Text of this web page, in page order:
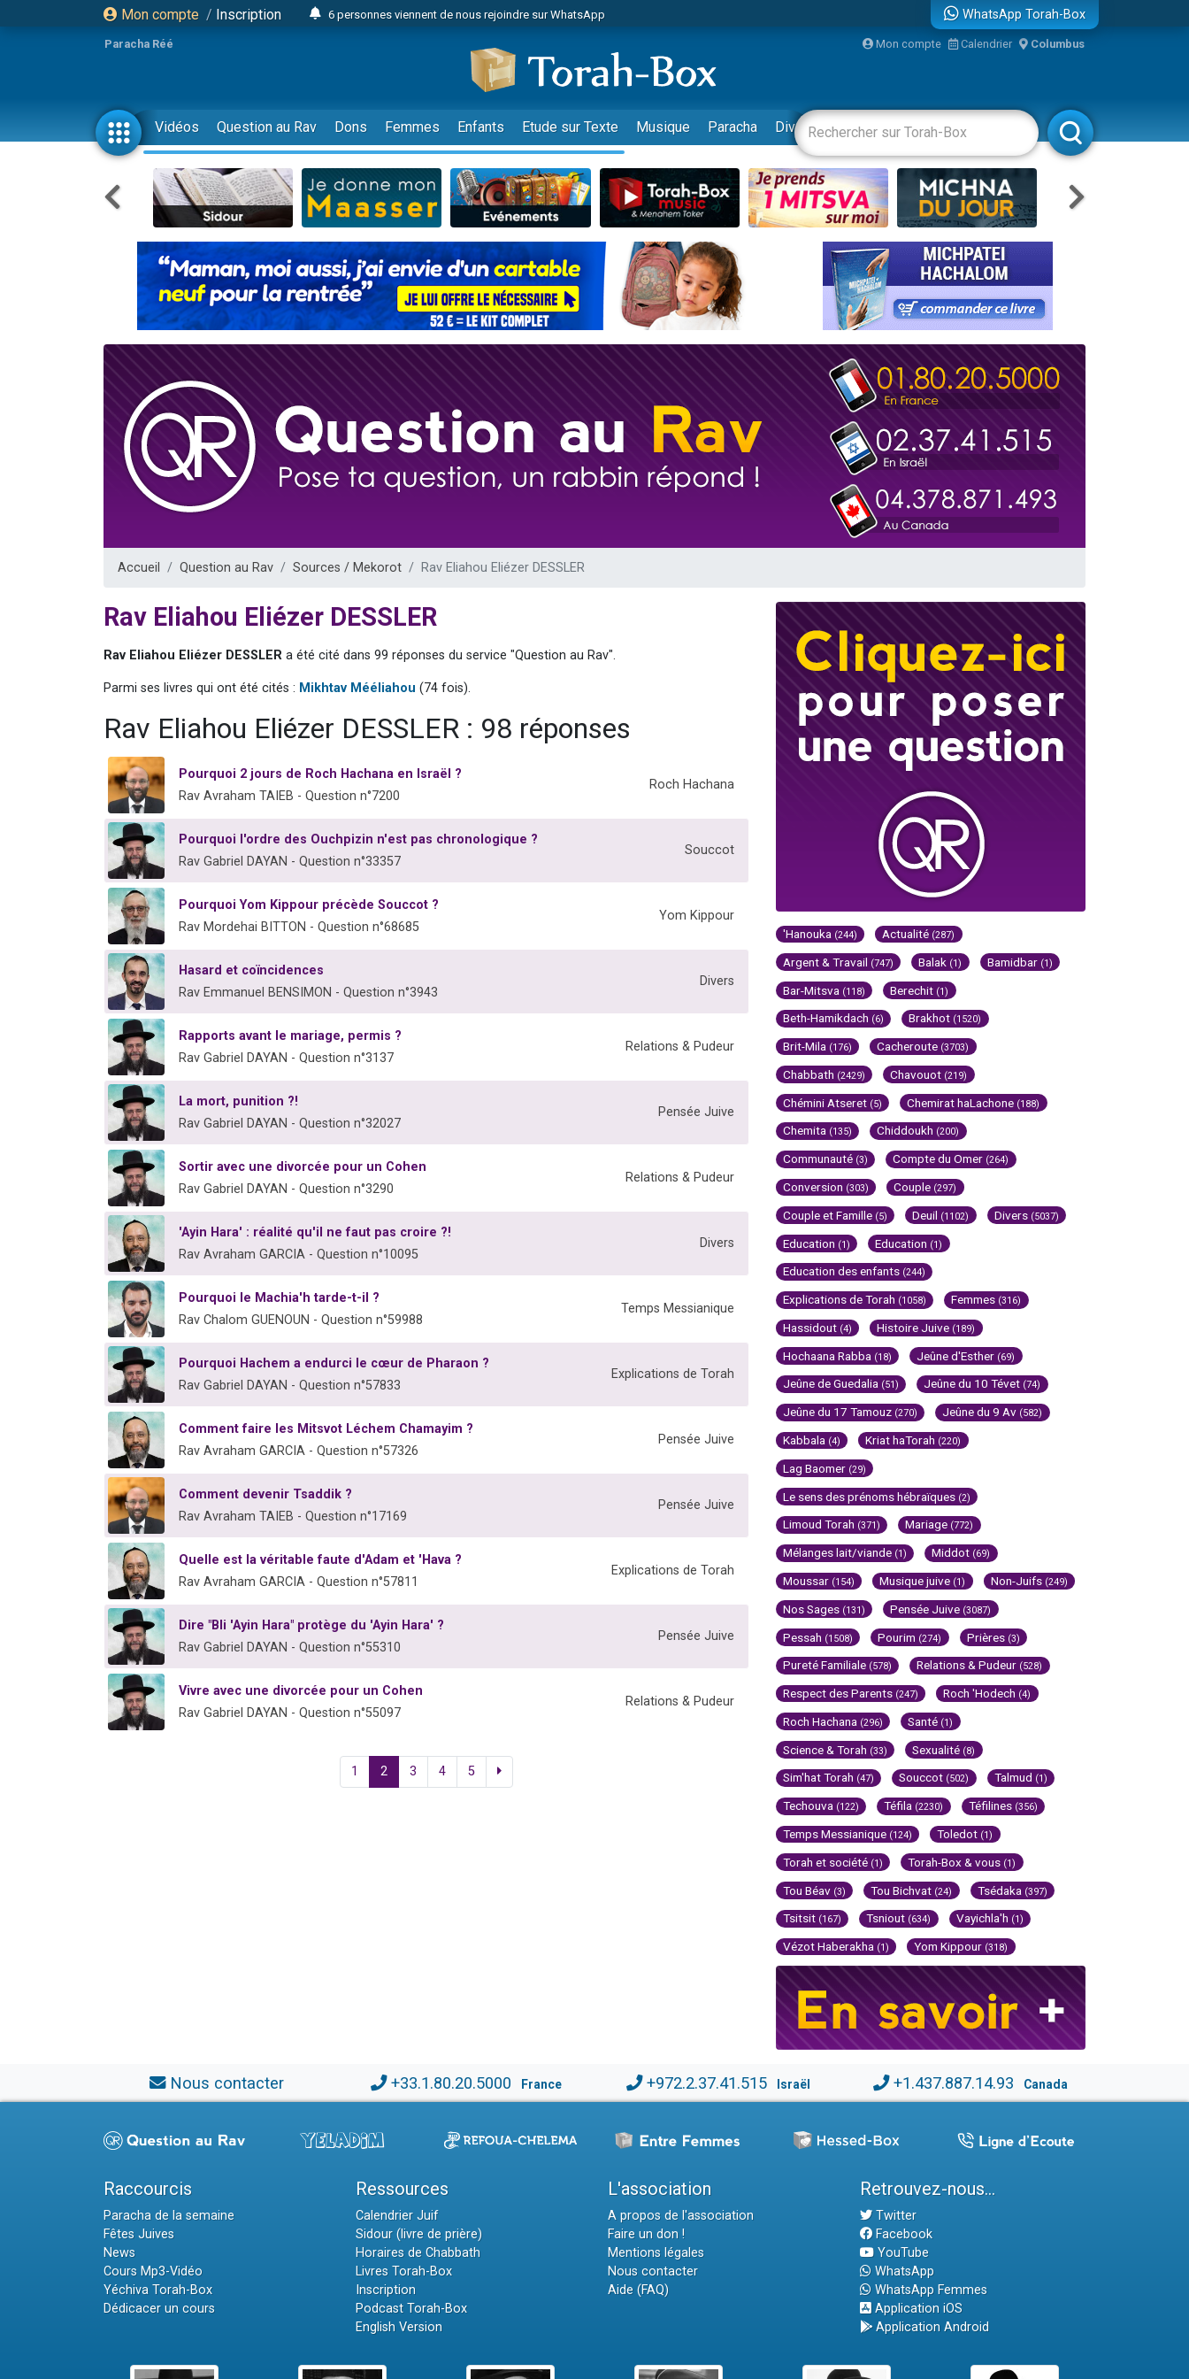
Mon compte / Inscription
6 personnes viennent de nous rejoindre sur WhatsApp
2 personnes viennent de faire un don pour 1 Journée de Vacances Pour les Enfants
17 personnes viennent de demander une bénédiction
4 personnes viennent de nous rejoindre sur WhatsApp
Il reste 49 places pour étudier en groupe sur Zoom
23 personnes viennent de faire un don pour Diane, 80 ans, dans un appartement insalubre
Eva vient de donner son Maasser
4 personnes viennent de nous rejoindre sur WhatsApp
3 personnes viennent de nous rejoindre sur WhatsApp
3 personnes viennent de faire un don pour 5 jours de vacances aux Orphelins
Odaya vient de donner son Maasser
13 personnes viennent de demander une bénédiction
2 personnes viennent de nous rejoindre sur WhatsApp
30 personnes viennent de faire un don pour Sauvez la jambe de Yohan
Il reste 49 places pour étudier en groupe sur Zoom
12 nouvelles musiques dans Torah-Box Music
3 personnes viennent de nous rejoindre sur WhatsApp
2 personnes viennent de nous rejoindre sur WhatsApp
WhatsApp Torah-Box
Paracha Réé Mon compte Calendrier Columbus
Vidéos Question au Rav Dons Femmes Enfants Etude sur Texte Musique Paracha Divertissements Livres Rabbanim
Accueil Question au Rav Sources / Mekorot Rav Eliahou Eliézer DESSLER
Rav Eliahou Eliézer DESSLER
Rav Eliahou Eliézer DESSLER a été cité dans 99 réponses du service "Question au Rav".
Parmi ses livres qui ont été cités : Mikhtav Mééliahou (74 fois).
Rav Eliahou Eliézer DESSLER : 98 réponses
Pourquoi 2 jours de Roch Hachana en Israël ?
Rav Avraham TAIEB - Question n°7200
Roch Hachana
Pourquoi l'ordre des Ouchpizin n'est pas chronologique ?
Rav Gabriel DAYAN - Question n°33357
Souccot
Pourquoi Yom Kippour précède Souccot ?
Rav Mordehai BITTON - Question n°68685
Yom Kippour
Hasard et coïncidences
Rav Emmanuel BENSIMON - Question n°3943
Divers
Rapports avant le mariage, permis ?
Rav Gabriel DAYAN - Question n°3137
Relations & Pudeur
La mort, punition ?!
Rav Gabriel DAYAN - Question n°32027
Pensée Juive
Sortir avec une divorcée pour un Cohen
Rav Gabriel DAYAN - Question n°3290
Relations & Pudeur
'Ayin Hara' : réalité qu'il ne faut pas croire ?!
Rav Avraham GARCIA - Question n°10095
Divers
Pourquoi le Machia'h tarde-t-il ?
Rav Chalom GUENOUN - Question n°59988
Temps Messianique
Pourquoi Hachem a endurci le cœur de Pharaon ?
Rav Gabriel DAYAN - Question n°57833
Explications de Torah
Comment faire les Mitsvot Léchem Chamayim ?
Rav Avraham GARCIA - Question n°57326
Pensée Juive
Comment devenir Tsaddik ?
Rav Avraham TAIEB - Question n°17169
Pensée Juive
Quelle est la véritable faute d'Adam et 'Hava ?
Rav Avraham GARCIA - Question n°57811
Explications de Torah
Dire "Bli 'Ayin Hara" protège du 'Ayin Hara' ?
Rav Gabriel DAYAN - Question n°55310
Pensée Juive
Vivre avec une divorcée pour un Cohen
Rav Gabriel DAYAN - Question n°55097
Relations & Pudeur
1 2 3 4 5
'Hanouka (244) Actualité (287)
Argent & Travail (747) Balak (1) Bamidbar (1)
Bar-Mitsva (118) Berechit (1)
Beth-Hamikdach (6) Brakhot (1520)
Brit-Mila (176) Cacheroute (3703)
Chabbath (2429) Chavouot (219)
Chémini Atseret (5) Chemirat haLachone (188)
Chemita (135) Chiddoukh (200)
Communauté (3) Compte du Omer (264)
Conversion (303) Couple (297)
Couple et Famille (5) Deuil (1102) Divers (5037)
Education (1) Education (1)
Education des enfants (244)
Explications de Torah (1058) Femmes (316)
Hassidout (4) Histoire Juive (189)
Hochaana Rabba (18) Jeûne d'Esther (69)
Jeûne de Guedalia (51) Jeûne du 10 Tévet (74)
Jeûne du 17 Tamouz (270) Jeûne du 9 Av (582)
Kabbala (4) Kriat haTorah (220)
Lag Baomer (29)
Le sens des prénoms hébraïques (2)
Limoud Torah (371) Mariage (772)
Mélanges lait/viande (1) Middot (69)
Moussar (154) Musique juive (1) Non-Juifs (249)
Nos Sages (131) Pensée Juive (3087)
Pessah (1508) Pourim (274) Prières (3)
Pureté Familiale (578) Relations & Pudeur (528)
Respect des Parents (247) Roch 'Hodech (4)
Roch Hachana (296) Santé (1)
Science & Torah (33) Sexualité (8)
Sim'hat Torah (47) Souccot (502) Talmud (1)
Techouva (122) Téfila (2230) Téfilines (356)
Temps Messianique (124) Toledot (1)
Torah et société (1) Torah-Box & vous (1)
Tou Béav (3) Tou Bichvat (24) Tsédaka (397)
Tsitsit (167) Tsniout (634) Vayichla'h (1)
Vézot Haberakha (1) Yom Kippour (318)
Nous contacter +33.1.80.20.5000 France +972.2.37.41.515 Israël +1.437.887.14.93 Canada
Raccourcis
Paracha de la semaine
Fêtes Juives
News
Cours Mp3-Vidéo
Yéchiva Torah-Box
Dédicacer un cours
Ressources
Calendrier Juif
Sidour (livre de prière)
Horaires de Chabbath
Livres Torah-Box
Inscription
Podcast Torah-Box
English Version
L'association
A propos de l'association
Faire un don !
Mentions légales
Nous contacter
Aide (FAQ)
Retrouvez-nous...
Twitter
Facebook
YouTube
WhatsApp
WhatsApp Femmes
Application iOS
Application Android